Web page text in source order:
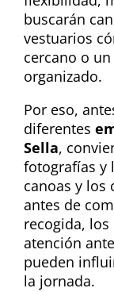
buscarán
vestuarios
cercano o
organizado.
Por eso,
diferentes
Sella,
fotografías y
canoas y los
antes de
recogida,
atención
pueden
la jornada.